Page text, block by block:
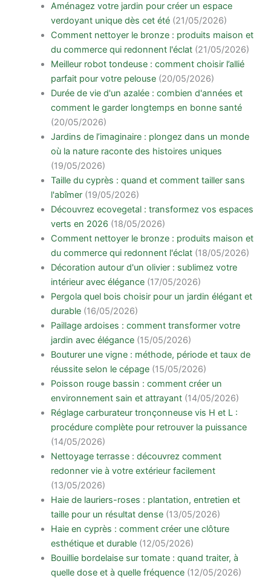
Aménagez votre jardin pour créer un espace
verdoyant unique dès cet été (21/05/2026)
Comment nettoyer le bronze : produits maison et
du commerce qui redonnent l'éclat (21/05/2026)
Meilleur robot tondeuse : comment choisir l’allié
parfait pour votre pelouse (20/05/2026)
Durée de vie d'un azalée : combien d'années et
comment le garder longtemps en bonne santé
(20/05/2026)
Jardins de l’imaginaire : plongez dans un monde
où la nature raconte des histoires uniques
(19/05/2026)
Taille du cyprès : quand et comment tailler sans
l'abîmer (19/05/2026)
Découvrez ecovegetal : transformez vos espaces
verts en 2026 (18/05/2026)
Comment nettoyer le bronze : produits maison et
du commerce qui redonnent l'éclat (18/05/2026)
Décoration autour d'un olivier : sublimez votre
intérieur avec élégance (17/05/2026)
Pergola quel bois choisir pour un jardin élégant et
durable (16/05/2026)
Paillage ardoises : comment transformer votre
jardin avec élégance (15/05/2026)
Bouturer une vigne : méthode, période et taux de
réussite selon le cépage (15/05/2026)
Poisson rouge bassin : comment créer un
environnement sain et attrayant (14/05/2026)
Réglage carburateur tronçonneuse vis H et L :
procédure complète pour retrouver la puissance
(14/05/2026)
Nettoyage terrasse : découvrez comment
redonner vie à votre extérieur facilement
(13/05/2026)
Haie de lauriers-roses : plantation, entretien et
taille pour un résultat dense (13/05/2026)
Haie en cyprès : comment créer une clôture
esthétique et durable (12/05/2026)
Bouillie bordelaise sur tomate : quand traiter, à
quelle dose et à quelle fréquence (12/05/2026)